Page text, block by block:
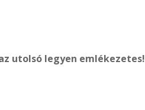
utolsó legyen emlékezetes!